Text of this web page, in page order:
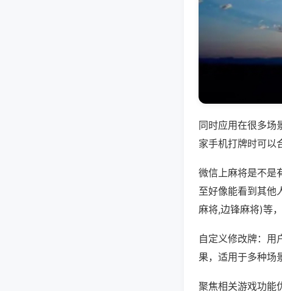
同时应用在很多场
家手机打牌时可以
微信上麻将是不是
至好像能看到其他
麻将,边锋麻将)等
自定义修改牌：用
果，适用于多种场
聚焦相关游戏功能